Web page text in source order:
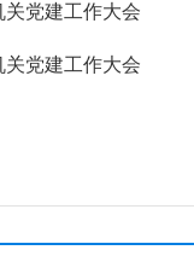
党建工作大会
党建工作大会